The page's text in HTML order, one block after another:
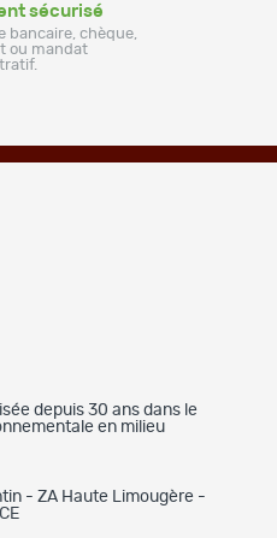
sécurisé
bancaire, chèque,
ou mandat
depuis 30 ans dans le
en milieu
- ZA Haute Limougère -